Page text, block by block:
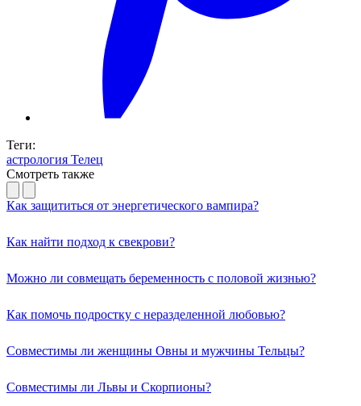
Теги:
астрология Телец
Смотреть также
Как защититься от энергетического вампира?
Как найти подход к свекрови?
Можно ли совмещать беременность с половой жизнью?
Как помочь подростку с неразделенной любовью?
Совместимы ли женщины Овны и мужчины Тельцы?
Совместимы ли Львы и Скорпионы?